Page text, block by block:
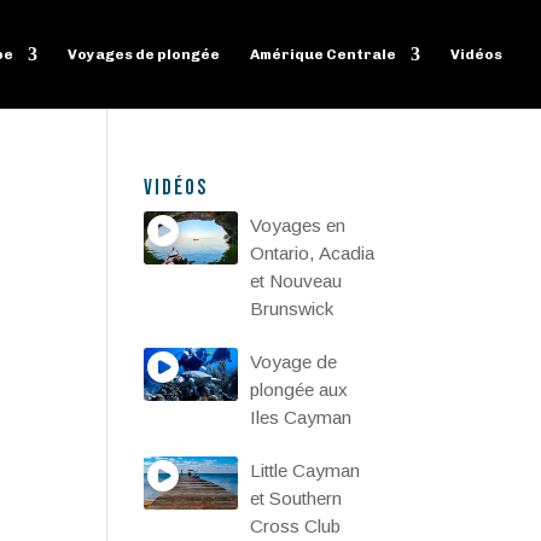
Voyages de plongée Amérique Centrale Vidéos
Vidéos
Voyages en
Ontario, Acadia
et Nouveau
Brunswick
Voyage de
plongée aux
Iles Cayman
Little Cayman
et Southern
Cross Club